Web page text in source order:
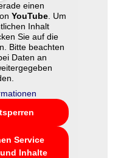
einen
YouTube. Um
Inhalt
Sie auf die
Bitte beachten
Daten an
Service
Inhalte